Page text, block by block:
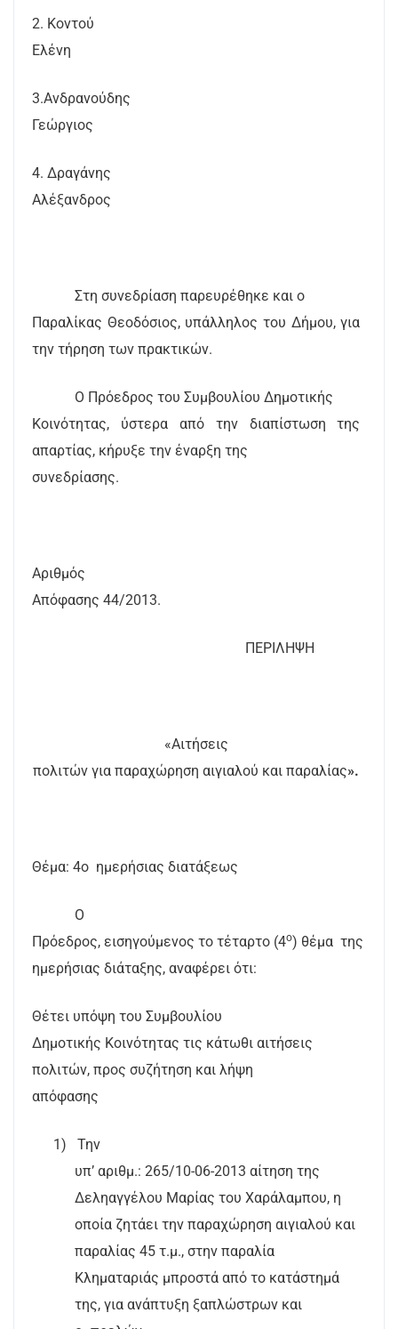
2. Κοντού
Ελένη
3.Ανδρανούδης
Γεώργιος
4. Δραγάνης
Αλέξανδρος
Στη συνεδρίαση παρευρέθηκε και ο
Παραλίκας Θεοδόσιος, υπάλληλος του Δήμου, για
την τήρηση των πρακτικών.
Ο Πρόεδρος του Συμβουλίου Δημοτικής
Κοινότητας, ύστερα από την διαπίστωση της
απαρτίας, κήρυξε την έναρξη της
συνεδρίασης.
Αριθμός
Απόφασης 44/2013.
ΠΕΡΙΛΗΨΗ
«Αιτήσεις
πολιτών για παραχώρηση αιγιαλού και παραλίας».
Θέμα: 4ο ημερήσιας διατάξεως
Ο
Πρόεδρος, εισηγούμενος το τέταρτο (4ο) θέμα της
ημερήσιας διάταξης, αναφέρει ότι:
Θέτει υπόψη του Συμβουλίου
Δημοτικής Κοινότητας τις κάτωθι αιτήσεις
πολιτών, προς συζήτηση και λήψη
απόφασης
1)
Την
υπ’ αριθμ.: 265/10-06-2013 αίτηση της
Δεληαγγέλου Μαρίας του Χαράλαμπου, η
οποία ζητάει την παραχώρηση αιγιαλού και
παραλίας 45 τ.μ., στην παραλία
Κληματαριάς μπροστά από το κατάστημά
της, για ανάπτυξη ξαπλώστρων και